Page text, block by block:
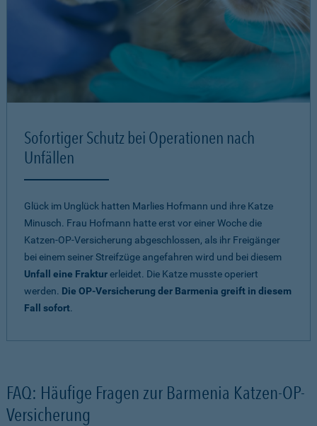
Sofortiger Schutz bei Operationen nach
Unfällen
Glück im Unglück hatten Marlies Hofmann und ihre Katze
Minusch. Frau Hofmann hatte erst vor einer Woche die
Katzen-OP-Versicherung abgeschlossen, als ihr Freigänger
bei einem seiner Streifzüge angefahren wird und bei diesem
Unfall eine Frakturerleidet. Die Katze musste operiert
werden. Die OP-Versicherung der Barmenia greift in diesem
Fall sofort.
FAQ: Häufige Fragen zur Barmenia Katzen-OP-
Versicherung